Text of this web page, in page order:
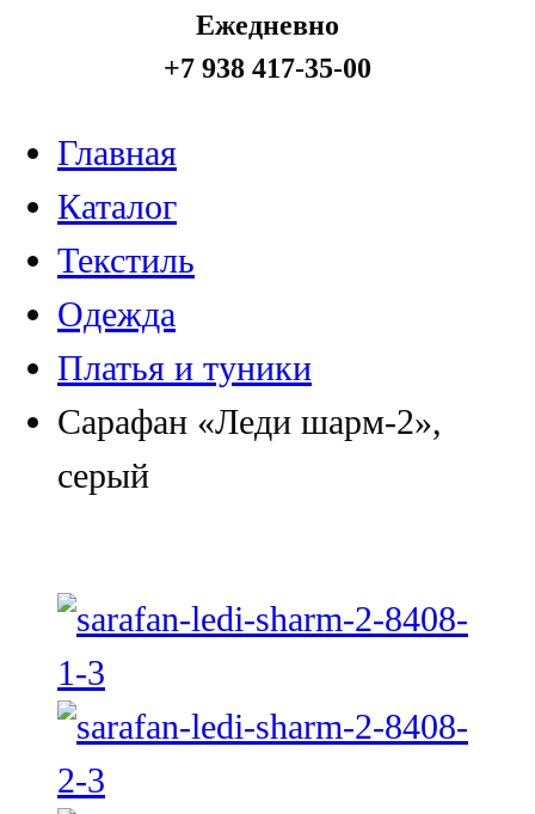
Ежедневно
+7 938 417-35-00
Главная
Каталог
Текстиль
Одежда
Платья и туники
Сарафан «Леди шарм-2»,
серый